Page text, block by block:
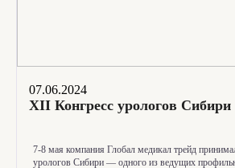
07.06.2024
XII Конгресс урологов Сибири
7-8 мая компания Глобал медикал трейд
урологов Сибири — одного из ведущих